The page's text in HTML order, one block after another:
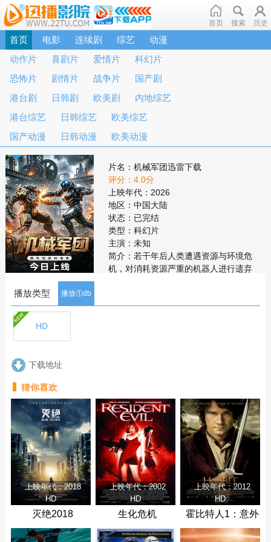
首页 搜索 历史
首页 电影 连续剧 综艺
动漫
动作片
喜剧片 爱情片
科幻片
恐怖片
剧情片 战争片
国产剧
港台剧
日韩剧 欧美剧
内地综艺
港台综艺
日韩综艺
欧美综艺
国产动漫
日韩动漫 欧美动漫
片名：机械军团迅雷下载
评分：4.0分
上映年代：2026
地区：中国大陆
状态：已完结
类型：科幻片
主演：未知
简介：若干年后人类遭遇资源与环境危
机，对消耗资源严重的机器人进行遗弃
思维，协助人类从事各种工作、处置突
人再次携手发展、共谋生存之道。
剧集 简介 评论
播放类型 播放①db
HD
下载地址
猜你喜欢
上映年代：2018
HD
灭绝2018
上映年代：2002
HD
生化危机
上映年代：2012
HD
霍比特人1：意外
之旅